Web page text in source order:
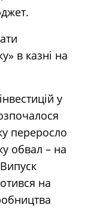
в казні на
у
переросло
обвал – на
на